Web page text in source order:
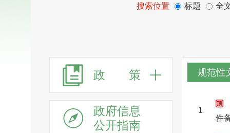
搜索位置 标题 全
政 策
政府信息
公开指南
规范性
1
件